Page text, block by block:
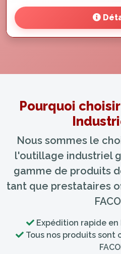
Nous sommes le
l'outillage industriel
gamme de produits
tant que prestataires
Tous nos produits sont
Service client réactif et